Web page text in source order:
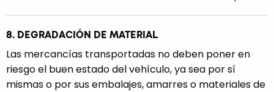
8. DEGRADACIÓN DE MATERIAL
Las mercancías transportadas no deben poner en
riesgo el buen estado del vehículo, ya sea por sí
mismas o por sus embalajes, amarres o materiales de